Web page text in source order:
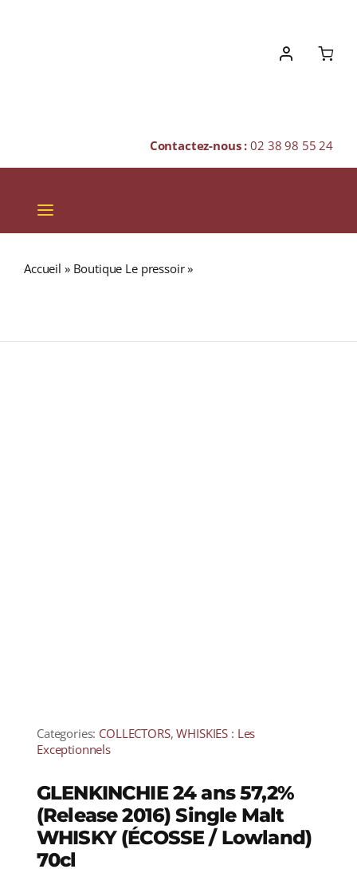
Contactez-nous :02 38 98 55 24
Toggle
Navigation
Accueil » Boutique Le pressoir»
Categories: COLLECTORS,WHISKIES : Les
Exceptionnels
GLENKINCHIE 24 ans 57,2%
(Release 2016) Single Malt
WHISKY (ÉCOSSE / Lowland)
70cl